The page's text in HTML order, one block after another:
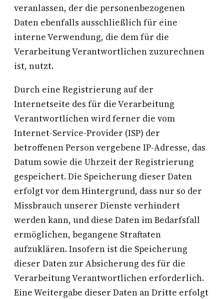
veranlassen, der die personenbezogenen
Daten ebenfalls ausschließlich für eine
interne Verwendung, die dem für die
Verarbeitung Verantwortlichen zuzurechnen
ist, nutzt.
Durch eine Registrierung auf der
Internetseite des für die Verarbeitung
Verantwortlichen wird ferner die vom
Internet-Service-Provider (ISP) der
betroffenen Person vergebene IP-Adresse, das
Datum sowie die Uhrzeit der Registrierung
gespeichert. Die Speicherung dieser Daten
erfolgt vor dem Hintergrund, dass nur so der
Missbrauch unserer Dienste verhindert
werden kann, und diese Daten im Bedarfsfall
ermöglichen, begangene Straftaten
aufzuklären. Insofern ist die Speicherung
dieser Daten zur Absicherung des für die
Verarbeitung Verantwortlichen erforderlich.
Eine Weitergabe dieser Daten an Dritte erfolgt